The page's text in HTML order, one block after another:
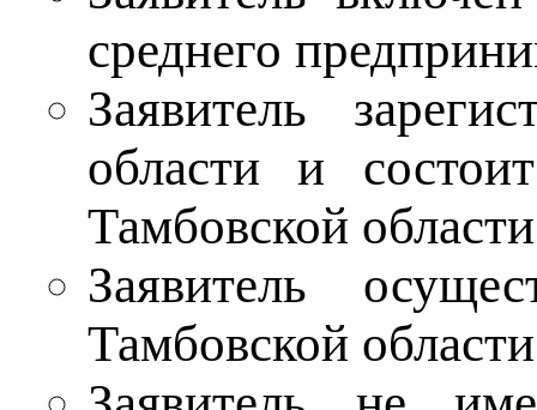
среднего
Заявитель
области и
Тамбовской
Заявитель
Тамбовской